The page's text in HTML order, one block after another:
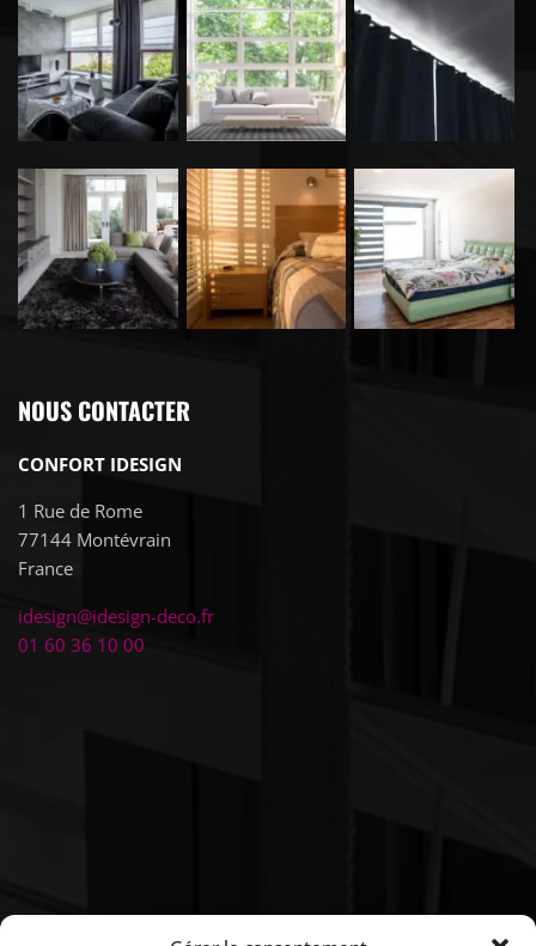
NOUS CONTACTER
CONFORT IDESIGN
1 Rue de Rome
77144 Montévrain
France
idesign@idesign-deco.fr
01 60 36 10 00